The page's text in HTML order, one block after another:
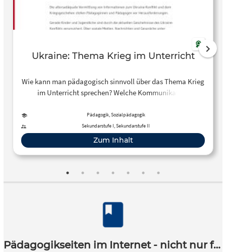
Ukraine: Thema Krieg im Unterricht
Wie kann man pädagogisch sinnvoll über das Thema Krieg
im Unterricht sprechen? Welche Kommunikation
politische Geschehen beschäftigt uns auch im
Pädagogikunterricht. Eine gute Orientierung kann die
Seite des Zentrum für Schulqualität und Lehrerbildung BW
geben.
Pädagogik, Sozialpädagogik
Sekundarstufe I, Sekundarstufe II
Zum Inhalt
Pädagogikseiten im Internet - nicht nur für Lehrkräfte!